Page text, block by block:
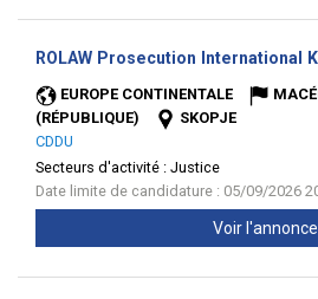
ROLAW Prosecution International
EUROPE CONTINENTALE
(RÉPUBLIQUE)
SKOPJE
CDDU
Secteurs d'activité : Justice
Date limite de candidature : 05/09/2026
Voir l'annonce